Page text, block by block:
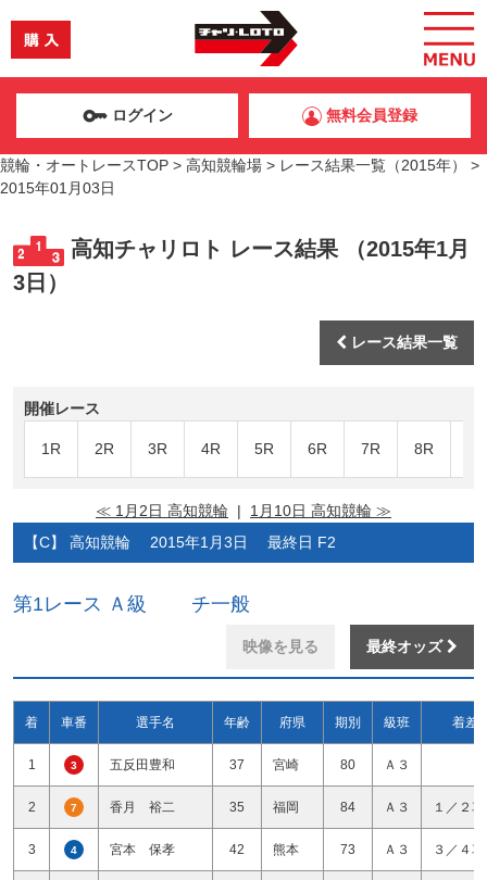
ログイン 無料会員登録
競輪・オートレースTOP > 高知競輪場 > レース結果一覧（2015年）
>
2015年01月03日
高知チャリロト レース結果 （2015年1月
3日）
レース結果一覧
開催レース
1R 2R 3R 4R 5R 6R 7R 8R
≪ 1月2日 高知競輪 | 1月10日 高知競輪 ≫
【C】 高知競輪 2015年1月3日 最終日 F2
第1レース Ａ級 チ一般
映像を見る 最終オッズ
着 車番 選手名 年齢 府県 期別 級班 着差
1 3 五反田豊和 37 宮崎 80 Ａ３
2 7 香月 裕二 35 福岡 84 Ａ３ １／２
3 4 宮本 保孝 42 熊本 73 Ａ３ ３／４